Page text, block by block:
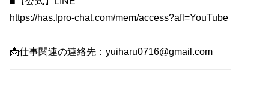
https://has.lpro-chat.com/mem/access?afl=YouTube
📩仕事関連の連絡先：yuiharu0716@gmail.com
―――――――――――――――――――――――